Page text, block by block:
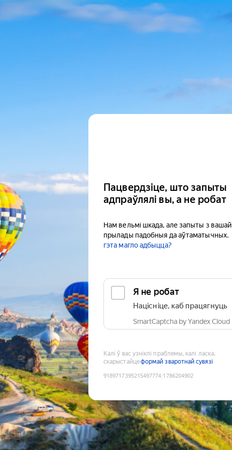
Пацвердзіце, што запыты
адпраўлялі вы, а не робат
Нам вельмі шкада, але запыты з вашай
прылады падобныя да аўтаматычных.
гэта магло адбыцца?
Я не робат
Націсніце, каб працягнуць
SmartCaptcha by Yandex Cloud
Калі ў вас узніклі праблемы, калі ласка,
скарыстайцеформай зваротнай сувязі
9189717395215497774:1786204902